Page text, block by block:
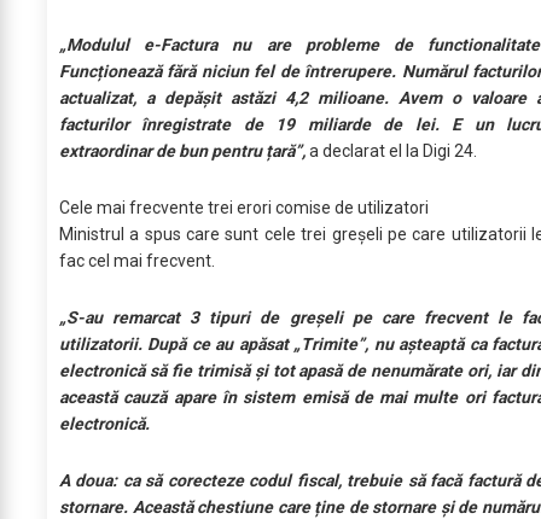
„Modulul e-Factura nu are probleme de
Funcționează fără niciun fel de întrerupere. Numărul
actualizat, a depășit astăzi 4,2 milioane. Avem o valoare
facturilor înregistrate de 19 miliarde de lei. E un
extraordinar de bun pentru țară”,a declarat el la Digi 24.
Cele mai frecvente trei erori comise de utilizatori
Ministrul a spus care sunt cele trei greșeli pe care utilizatorii
fac cel mai frecvent.
„S-au remarcat 3 tipuri de greșeli pe care frecvent le
utilizatorii. După ce au apăsat „Trimite”, nu așteaptă ca
electronică să fie trimisă și tot apasă de nenumărate ori, iar
această cauză apare în sistem emisă de mai multe ori
electronică.
A doua: ca să corecteze codul fiscal, trebuie să facă factură
stornare. Această chestiune care ține de stornare și de